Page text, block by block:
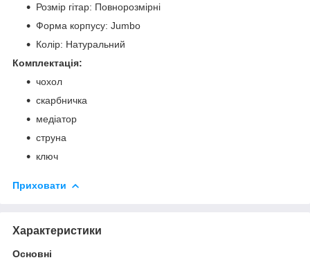
Розмір гітар: Повнорозмірні
Форма корпусу: Jumbo
Колір: Натуральний
Комплектація:
чохол
скарбничка
медіатор
струна
ключ
Приховати
Характеристики
Основні